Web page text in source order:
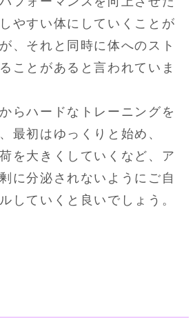
やすい体にしていくことが
、それと同時に体へのスト
ことがあると言われていま
らハードなトレーニングを
最初はゆっくりと始め、
を大きくしていくなど、ア
に分泌されないようにご自
していくと良いでしょう。